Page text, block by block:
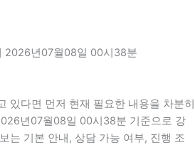
2026년07월08일 00시38분
있다면 먼저 현재 필요한 내용을 차분히
년07월08일 00시38분 기준으로 강
는 기본 안내, 상담 가능 여부, 진행 조